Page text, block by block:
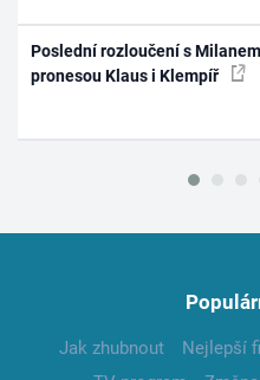
Poslední rozloučení s
pronesou Klaus i Klempíř
Jak zhubnout Nejlepší